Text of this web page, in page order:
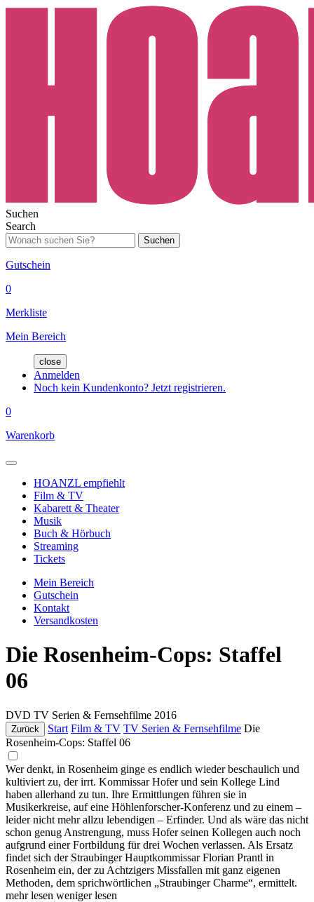
Suchen
Search
Suchen
Gutschein
0
Merkliste
Mein Bereich
close
Anmelden
Noch kein Kundenkonto? Jetzt registrieren.
0
Warenkorb
HOANZL empfiehlt
Film & TV
Kabarett & Theater
Musik
Buch & Hörbuch
Streaming
Tickets
Mein Bereich
Gutschein
Kontakt
Versandkosten
Die Rosenheim-Cops: Staffel
06
DVD TV Serien & Fernsehfilme 2016
Zurück Start Film & TV TV Serien & Fernsehfilme Die
Rosenheim-Cops: Staffel 06
Wer denkt, in Rosenheim ginge es endlich wieder beschaulich und
kultiviert zu, der irrt. Kommissar Hofer und sein Kollege Lind
haben allerhand zu tun. Ihre Ermittlungen führen sie in
Musikerkreise, auf eine Höhlenforscher-Konferenz und zu einem –
leider nicht mehr allzu lebendigen – Erfinder. Und als wäre das nicht
schon genug Anstrengung, muss Hofer seinen Kollegen auch noch
aufgrund einer Fortbildung für drei Wochen verlassen. Als Ersatz
findet sich der Straubinger Hauptkommissar Florian Prantl in
Rosenheim ein, der zu Achtzigers Missfallen mit ganz eigenen
Methoden, dem sprichwörtlichen „Straubinger Charme“, ermittelt.
mehr lesen weniger lesen